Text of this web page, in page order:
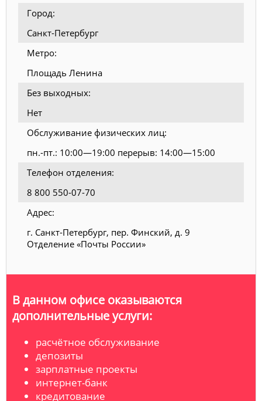
Город:
Санкт-Петербург
Метро:
Площадь Ленина
Без выходных:
Нет
Обслуживание физических лиц:
пн.-пт.: 10:00—19:00 перерыв: 14:00—15:00
Телефон отделения:
8 800 550-07-70
Адрес:
г. Санкт-Петербург, пер. Финский, д. 9
Отделение «Почты России»
В данном офисе оказываются
дополнительные услуги:
расчётное обслуживание
депозиты
зарплатные проекты
интернет-банк
кредитование